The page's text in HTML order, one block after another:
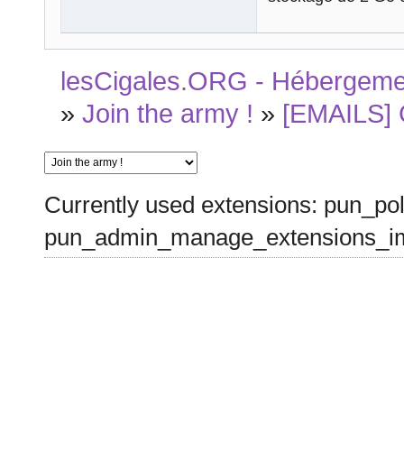
lesCigales.ORG -
»Join the army ! » [EMAILS]
Currently used extensions: